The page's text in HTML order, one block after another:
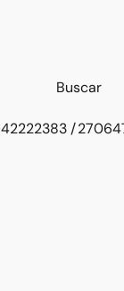
42222383 /